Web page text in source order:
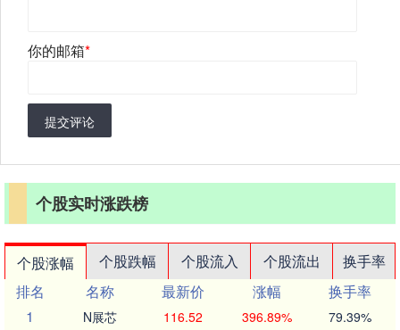
你的邮箱*
提交评论
个股实时涨跌榜
个股涨幅 个股跌幅 个股流入 个股流出
换手率
排名
名称 最新价 涨幅
换手率
1
N展芯 116.52 396.89% 79.39%